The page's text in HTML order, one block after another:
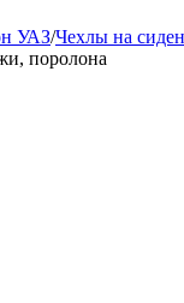
УАЗ/Чехлы на
поролона